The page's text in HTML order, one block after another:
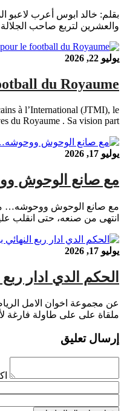
والعشرين لتربع صاحب
يوليو 22, 2026
du Royaume
à l’International (JTMI), le
Royaume . Sa vision part […]
يوليو 17, 2026
مع صانع الوحوش
مع صانع الوحوش ووحوشه…
انتهى من صنعه، حتى انقلب
يوليو 17, 2026
الحكم الدي ادار ربع
ملقاة على على طاولة فارغة
إرسال تعليق